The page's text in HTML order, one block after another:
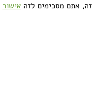
זה, אתם מסכימים לזה אישור